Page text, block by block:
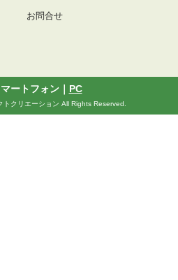
お問合せ
ートフォン｜ PC
クリエーション All Rights Reserved.